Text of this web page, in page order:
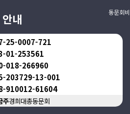
동문회비
내
25-0007-721
01-253561
018-266960
203729-13-001
910012-61604
주경희대총동문회